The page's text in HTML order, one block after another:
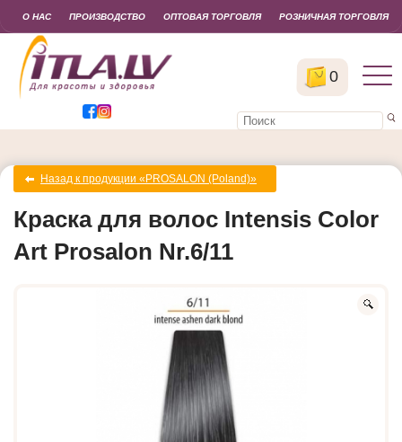
0
О НАС ПРОИЗВОДСТВО ОПТОВАЯ ТОРГОВЛЯ РОЗНИЧНАЯ ТОРГОВЛЯ
Назад к продукции «PROSALON (Poland)»
Краска для волос Intensis Color
Art Prosalon Nr.6/11